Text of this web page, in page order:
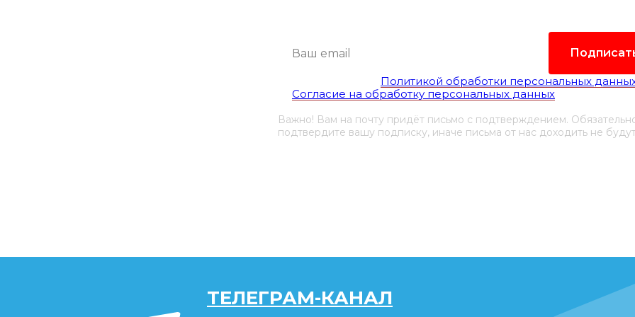
Политикой обработки персональных
Согласие на обработку персональных данных
Важно! Вам на почту придёт письмо с подтверждением.
подтвердите вашу подписку, иначе письма от нас доходить не
ТЕЛЕГРАМ-КАНАЛ